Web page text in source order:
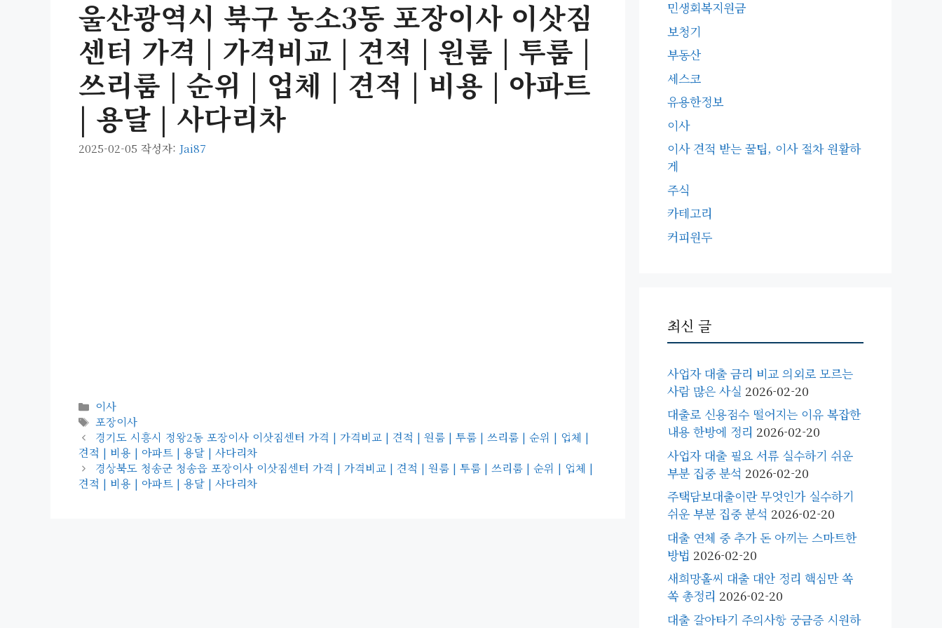
울산광역시 북구 농소3동 포장이사 이삿짐
센터 가격 | 가격비교 | 견적 | 원룸 | 투룸 |
쓰리룸 | 순위 | 업체 | 견적 | 비용 | 아파트
| 용달 | 사다리차
2025-02-05 작성자: Jai87
카
테
고
리
이사
태
그
포장이사
경기도 시흥시 정왕2동 포장이사 이삿짐센터 가격 | 가격비교 | 견적 | 원룸 | 투룸 | 쓰리룸 | 순위 | 업체 |
견적 | 비용 | 아파트 | 용달 | 사다리차
경상북도 청송군 청송읍 포장이사 이삿짐센터 가격 | 가격비교 | 견적 | 원룸 | 투룸 | 쓰리룸 | 순위 | 업체 |
견적 | 비용 | 아파트 | 용달 | 사다리차
민생회복지원금
보청기
부동산
세스코
유용한정보
이사
이사 견적 받는 꿀팁, 이사 절차 원활하
게
주식
카테고리
커피원두
최신 글
사업자 대출 금리 비교 의외로 모르는
사람 많은 사실 2026-02-20
대출로 신용점수 떨어지는 이유 복잡한
내용 한방에 정리 2026-02-20
사업자 대출 필요 서류 실수하기 쉬운
부분 집중 분석 2026-02-20
주택담보대출이란 무엇인가 실수하기
쉬운 부분 집중 분석 2026-02-20
대출 연체 중 추가 돈 아끼는 스마트한
방법 2026-02-20
새희망홀씨 대출 대안 정리 핵심만 쏙
쏙 총정리 2026-02-20
대출 갈아타기 주의사항 궁금증 시원하